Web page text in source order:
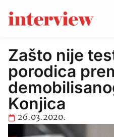
Zašto nije
porodica
Konjica
26.03.2020.